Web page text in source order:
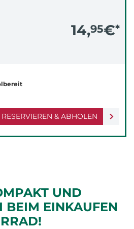
14,95€*
RESERVIEREN & ABHOLEN
UND
BEIM EINKAUFEN